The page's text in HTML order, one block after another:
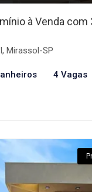
à Venda com
Mirassol-SP
4 Vagas